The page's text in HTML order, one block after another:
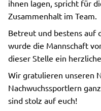
ihnen lagen, spricht für
Zusammenhalt im Team.
Betreut und bestens
wurde die Mannschaft
dieser Stelle ein
Wir gratulieren unseren
Nachwuchssportlern
sind stolz auf euch!